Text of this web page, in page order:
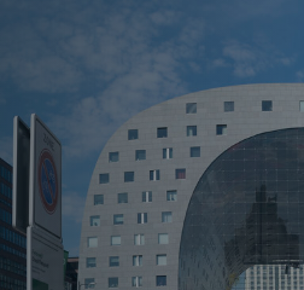
Alles over uw aansluiting
Nieuwe aansluiting
Aansluiting aanpassen
Aansluiting verwijderen
Tarieven
Voorkom afsluiting
Slimme
Privacy